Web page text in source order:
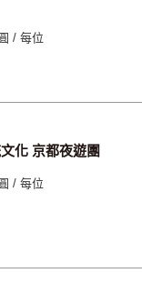
/ 每位
化 京都夜遊團
/ 每位